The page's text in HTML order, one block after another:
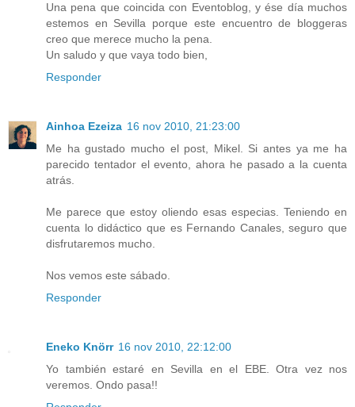
Una pena que coincida con Eventoblog, y ése día muchos
estemos en Sevilla porque este encuentro de bloggeras
creo que merece mucho la pena.
Un saludo y que vaya todo bien,
Responder
Ainhoa Ezeiza 16 nov 2010, 21:23:00
Me ha gustado mucho el post, Mikel. Si antes ya me ha
parecido tentador el evento, ahora he pasado a la cuenta
atrás.
Me parece que estoy oliendo esas especias. Teniendo en
cuenta lo didáctico que es Fernando Canales, seguro que
disfrutaremos mucho.
Nos vemos este sábado.
Responder
Eneko Knörr 16 nov 2010, 22:12:00
Yo también estaré en Sevilla en el EBE. Otra vez nos
veremos. Ondo pasa!!